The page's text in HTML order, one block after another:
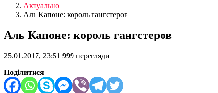
Актуально
Аль Капоне: король гангстеров
Аль Капоне: король гангстеров
25.01.2017, 23:51 999 перегляди
Поділитися